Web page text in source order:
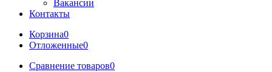
Вакансии
Контакты
Корзина0
Отложенные0
Сравнение товаров0